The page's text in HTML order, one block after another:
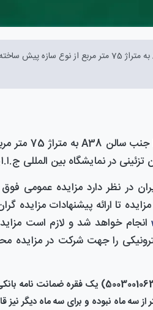
جنب سالن A38 به متراژ 75 متر مربع
در نمایشگاه بین المللی
در نظر دارد مزایدهعمومی فوق
مزایده تا ارائه پیشنهاداتمزایده
انجام خواهد شد و لازم است
را جهت شرکت درمزایده
از سه ماه نبوده و برای سه ماه دیگر نیز